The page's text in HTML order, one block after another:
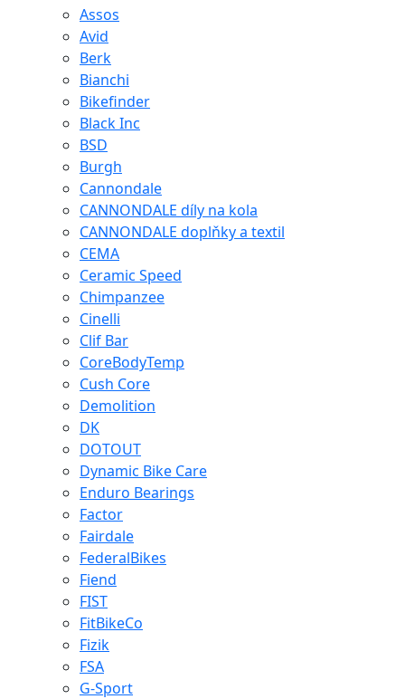
Assos
Avid
Berk
Bianchi
Bikefinder
Black Inc
BSD
Burgh
Cannondale
CANNONDALE díly na kola
CANNONDALE doplňky a textil
CEMA
Ceramic Speed
Chimpanzee
Cinelli
Clif Bar
CoreBodyTemp
Cush Core
Demolition
DK
DOTOUT
Dynamic Bike Care
Enduro Bearings
Factor
Fairdale
FederalBikes
Fiend
FIST
FitBikeCo
Fizik
FSA
G-Sport